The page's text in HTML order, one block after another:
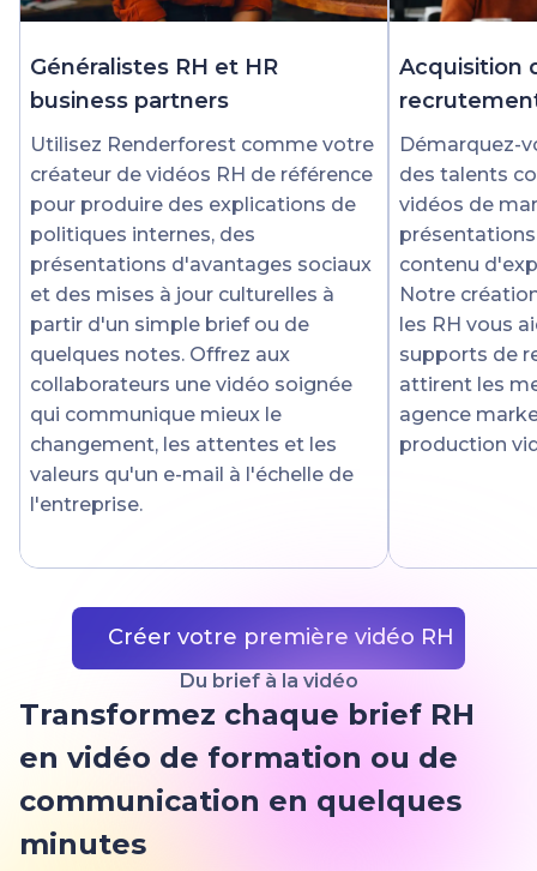
Généralistes RH et HR
business partners
Utilisez Renderforest comme votre
créateur de vidéos RH de référence
pour produire des explications de
politiques internes, des
présentations d'avantages sociaux
et des mises à jour culturelles à
partir d'un simple brief ou de
quelques notes. Offrez aux
collaborateurs une vidéo soignée
qui communique mieux le
changement, les attentes et les
valeurs qu'un e-mail à l'échelle de
l'entreprise.
Acquisition
Démarquez-
des talents
vidéos de
contenu
Notre
les RH vous
supports de
attirent les
agence
production
Créer votre première vidéo RH
Du brief à la vidéo
Transformez chaque brief RH
en vidéo de formation ou de
communication en quelques
minutes